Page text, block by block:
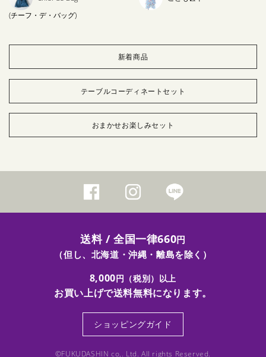
(チーフ・デ・バッグ)
新着商品
テーブルコーディネートセット
おまかせお楽しみセット
送料 / 全国一律660円
（但し、北海道・沖縄・離島を除く）
8,000円（税別）以上
お買い上げで送料無料になります。
ショッピングガイド
©FUKUDASHIN co,. Ltd. All rights Reserved.